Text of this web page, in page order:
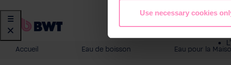
Use necessary cookies
Accueil Eau de boisson Eau pour la